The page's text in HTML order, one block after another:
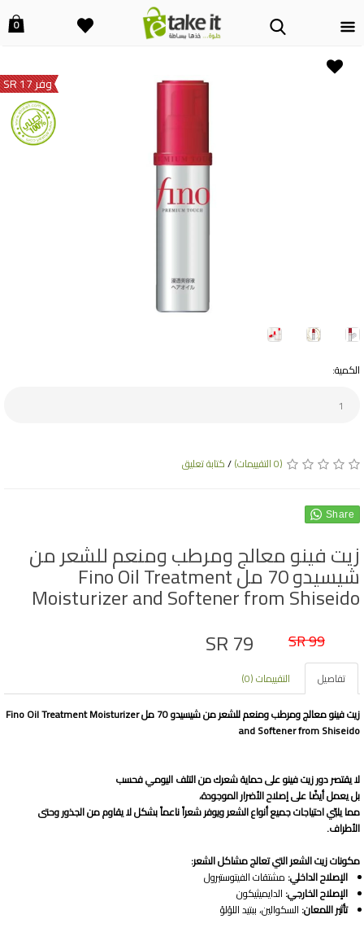
0
وفر 17 SR
الكمية:
(0 التقييمات) /كتابة تعليق
Share
زيت فينو معالج ومرطب ومنعم للشعر من
شيسيدو 70 مل Fino Oil Treatment
Moisturizer and Softener from Shiseido
SR 99
SR 79
تفاصيل
التقييمات (0)
زيت فينو معالج ومرطب ومنعم للشعر من شيسيدو 70 مل Fino Oil Treatment Moisturizer
and Softener from Shiseido
لا يقتصر دور زيت فينو على حماية شعرك من التلف اليومي فحسب
بل يعمل أيضًا على إصلاح الأضرار الموجودة،
مما يلبّي احتياجات جميع أنواع الشعر ويوفر شعراً ناعماً بشكل لا يقاوم من الجذور وحتى
الأطراف.
مكونات زيت الشعر التي تعالج مشاكل الشعر:
الإصلاح الداخلي: مشتقات الفيتوستيرول
الإصلاح الخارجي: الدايميثيكون
تأثير اللمعان: السكوالين، ببتيد اللؤلؤ